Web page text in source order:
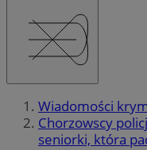
Wiadomości
Chorzowscy
seniorki, która